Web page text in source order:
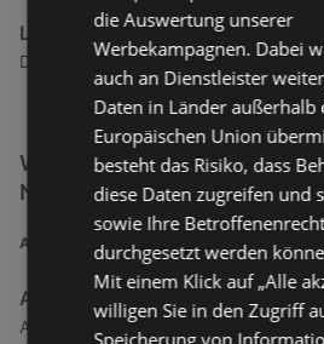
Lidl
Diepoldsauer Straße 53, 6845
Weitere Getränke &
Nähe
ADRESSE
ADEG Österreich Handelsakt.Ges
Atu53220009 Rheinstraße 1, 6974
die Auswertung unserer
Werbekampagnen. Dabei
auch an Dienstleister
Daten in Länder außerhalb
Europäischen Union
besteht das Risiko, dass
diese Daten zugreifen und
sowie Ihre
durchgesetzt werden
Mit einem Klick auf „Alle
willigen Sie in den Zugriff
Speicherung von